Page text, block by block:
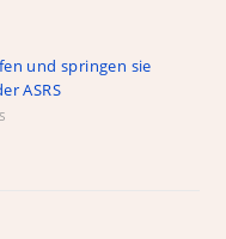
und springen sie
ASRS